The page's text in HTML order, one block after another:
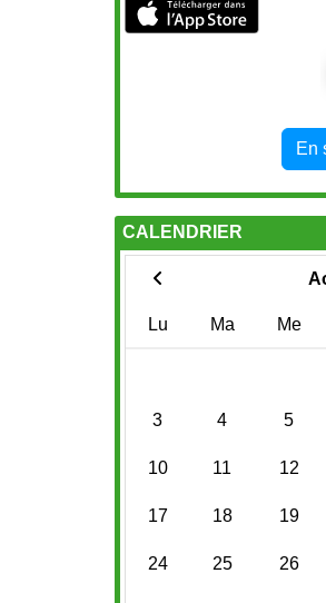
En
CALENDRIER
Lu Ma Me
3 4 5
10 11 12
17 18 19
24 25 26